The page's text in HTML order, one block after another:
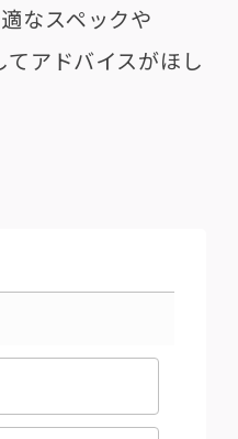
なスペックや
アドバイスがほし